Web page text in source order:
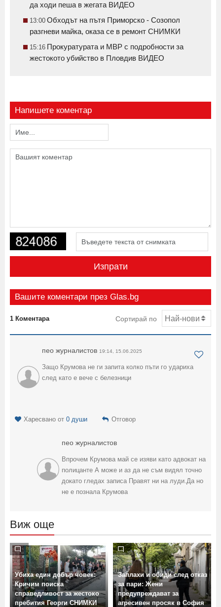
да ходи пеша в жегата ВИДЕО
13:00 Обходът на пътя Приморско - Созопол
разгневи майка, оказа се в ремонт СНИМКИ
15:16 Прокуратурата и МВР с подробности за
жестокото убийство в Пловдив ВИДЕО
Напишете коментар
Изпрати
Вашите коментари през Glas.bg
1 Коментара Сортирай по
пео журналистов 19:14, 15.06.2025
Защо Крумова не ги запита колко пъти го удариха
след като е вече с белезници
Харесвано от 0 души Отговор
пео журналистов
Впрочем Крумова май се изяви като адвокат на
полицанте А може и аз да не съм видял точно
докато гледах записа Правят ни на луди.Да но
не е познала Крумова
Виж още
Убиха един добър човек:
Кричим поиска
справедливост за жестоко
пребития Георги СНИМКИ
Заплахи и обиди след отказ
за пари: Жени
предупреждават за
агресивен просяк в София